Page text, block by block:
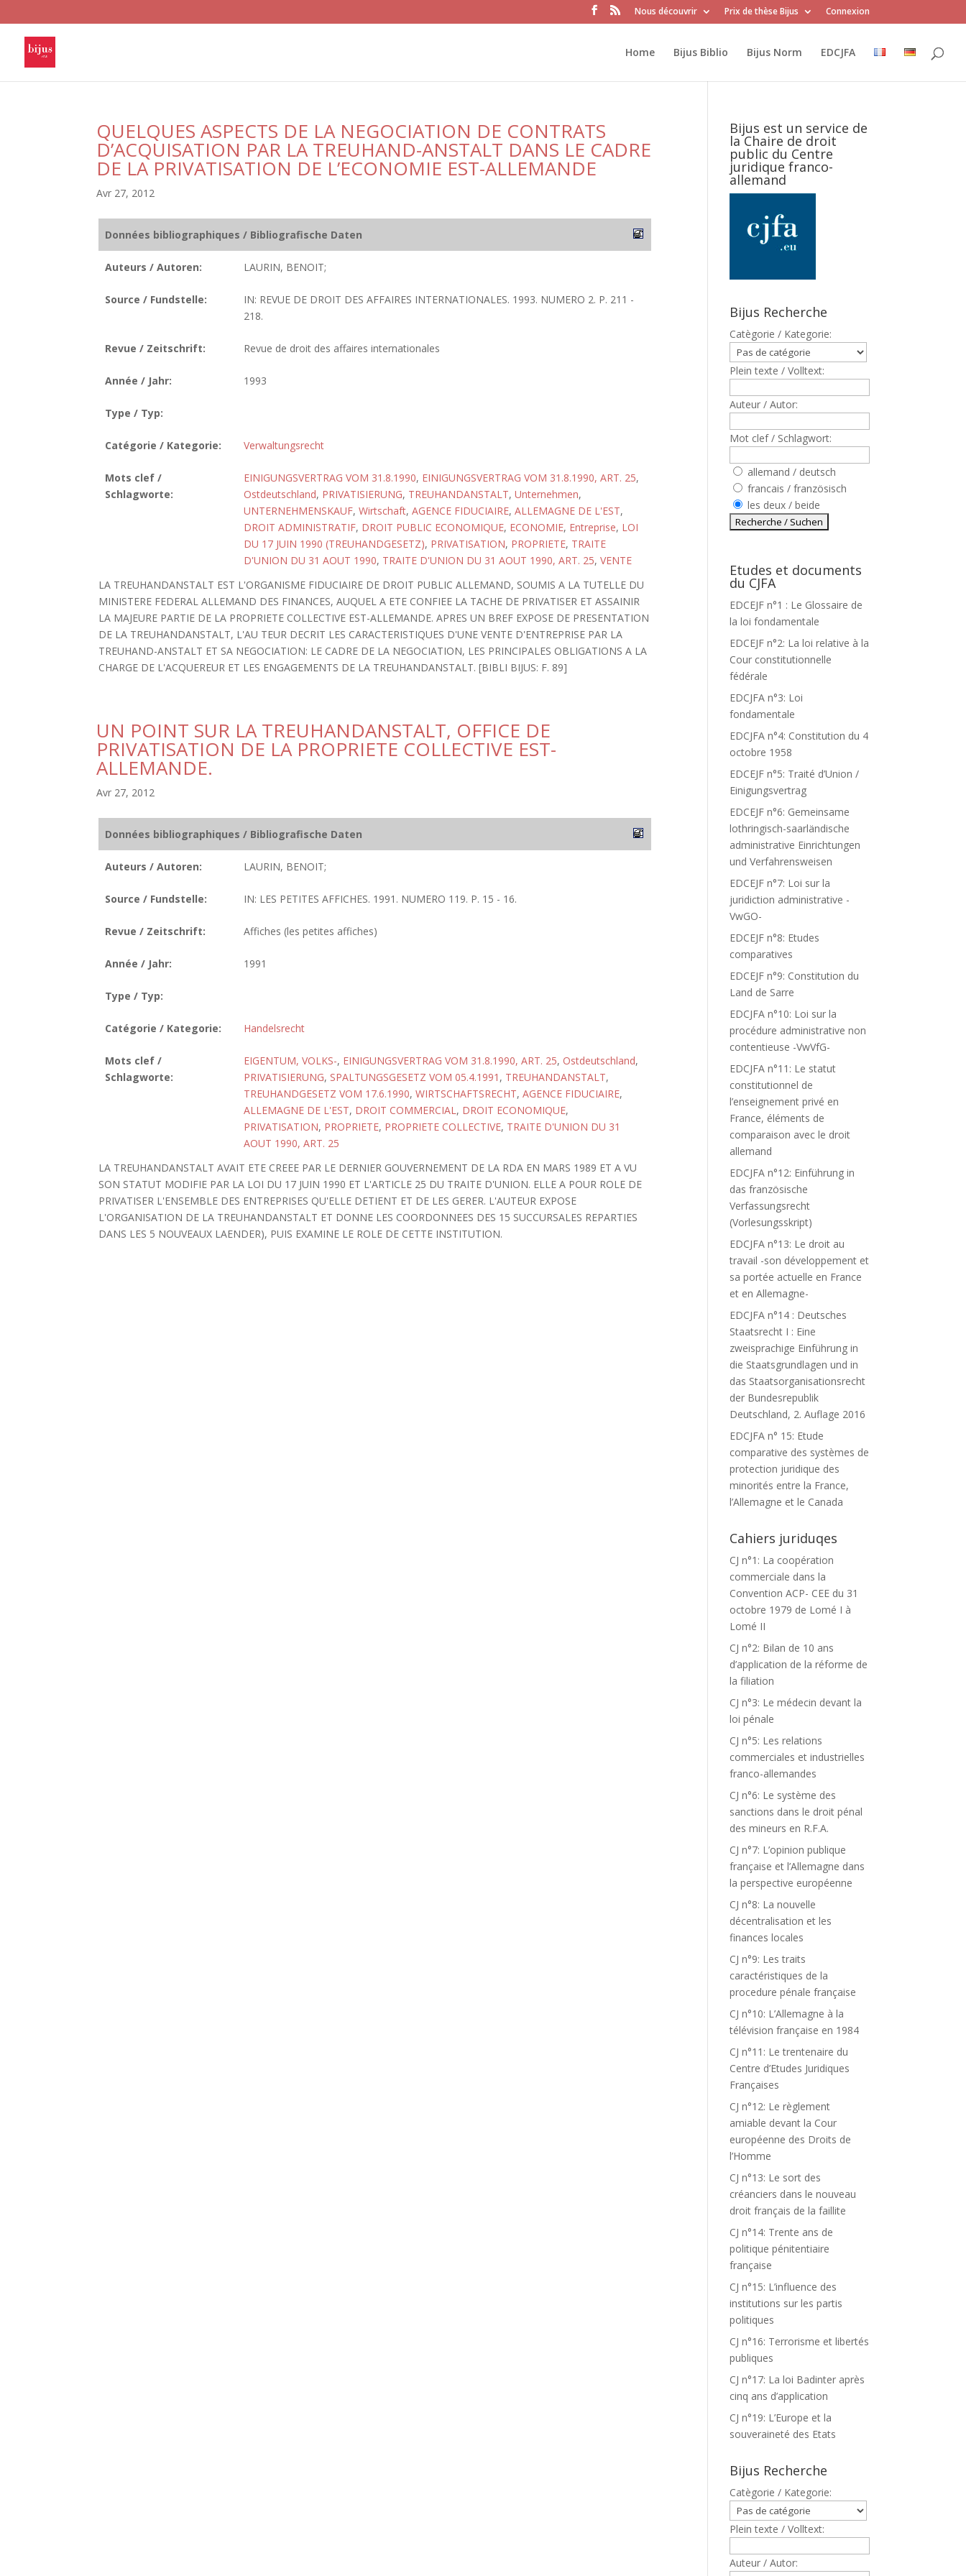
Nous découvrir Prix de thèse Bijus Connexion
Home Bijus Biblio Bijus Norm EDCJFA
QUELQUES ASPECTS DE LA NEGOCIATION DE CONTRATS
D’ACQUISATION PAR LA TREUHAND-ANSTALT DANS LE CADRE
DE LA PRIVATISATION DE L’ECONOMIE EST-ALLEMANDE
Avr 27, 2012
Données bibliographiques / Bibliografische Daten
Auteurs / Autoren: LAURIN, BENOIT;
Source / Fundstelle:
IN: REVUE DE DROIT DES AFFAIRES INTERNATIONALES. 1993. NUMERO 2. P. 211 -
218.
Revue / Zeitschrift: Revue de droit des affaires internationales
Année / Jahr: 1993
Type / Typ:
Catégorie / Kategorie: Verwaltungsrecht
Mots clef /
Schlagworte:
EINIGUNGSVERTRAG VOM 31.8.1990, EINIGUNGSVERTRAG VOM 31.8.1990, ART. 25,
Ostdeutschland, PRIVATISIERUNG, TREUHANDANSTALT, Unternehmen,
UNTERNEHMENSKAUF, Wirtschaft, AGENCE FIDUCIAIRE, ALLEMAGNE DE L'EST,
DROIT ADMINISTRATIF, DROIT PUBLIC ECONOMIQUE, ECONOMIE, Entreprise, LOI
DU 17 JUIN 1990 (TREUHANDGESETZ), PRIVATISATION, PROPRIETE, TRAITE
D'UNION DU 31 AOUT 1990, TRAITE D'UNION DU 31 AOUT 1990, ART. 25, VENTE
LA TREUHANDANSTALT EST L'ORGANISME FIDUCIAIRE DE DROIT PUBLIC ALLEMAND, SOUMIS A LA TUTELLE DU
MINISTERE FEDERAL ALLEMAND DES FINANCES, AUQUEL A ETE CONFIEE LA TACHE DE PRIVATISER ET ASSAINIR
LA MAJEURE PARTIE DE LA PROPRIETE COLLECTIVE EST-ALLEMANDE. APRES UN BREF EXPOSE DE PRESENTATION
DE LA TREUHANDANSTALT, L'AU TEUR DECRIT LES CARACTERISTIQUES D'UNE VENTE D'ENTREPRISE PAR LA
TREUHAND-ANSTALT ET SA NEGOCIATION: LE CADRE DE LA NEGOCIATION, LES PRINCIPALES OBLIGATIONS A LA
CHARGE DE L'ACQUEREUR ET LES ENGAGEMENTS DE LA TREUHANDANSTALT. [BIBLI BIJUS: F. 89]
UN POINT SUR LA TREUHANDANSTALT, OFFICE DE
PRIVATISATION DE LA PROPRIETE COLLECTIVE EST-
ALLEMANDE.
Avr 27, 2012
Données bibliographiques / Bibliografische Daten
Auteurs / Autoren: LAURIN, BENOIT;
Source / Fundstelle: IN: LES PETITES AFFICHES. 1991. NUMERO 119. P. 15 - 16.
Revue / Zeitschrift: Affiches (les petites affiches)
Année / Jahr: 1991
Type / Typ:
Catégorie / Kategorie: Handelsrecht
Mots clef /
Schlagworte:
EIGENTUM, VOLKS-, EINIGUNGSVERTRAG VOM 31.8.1990, ART. 25, Ostdeutschland,
PRIVATISIERUNG, SPALTUNGSGESETZ VOM 05.4.1991 , TREUHANDANSTALT,
TREUHANDGESETZ VOM 17.6.1990, WIRTSCHAFTSRECHT, AGENCE FIDUCIAIRE,
ALLEMAGNE DE L'EST, DROIT COMMERCIAL, DROIT ECONOMIQUE,
PRIVATISATION, PROPRIETE, PROPRIETE COLLECTIVE, TRAITE D'UNION DU 31
AOUT 1990, ART. 25
LA TREUHANDANSTALT AVAIT ETE CREEE PAR LE DERNIER GOUVERNEMENT DE LA RDA EN MARS 1989 ET A VU
SON STATUT MODIFIE PAR LA LOI DU 17 JUIN 1990 ET L'ARTICLE 25 DU TRAITE D'UNION. ELLE A POUR ROLE DE
PRIVATISER L'ENSEMBLE DES ENTREPRISES QU'ELLE DETIENT ET DE LES GERER. L'AUTEUR EXPOSE
L'ORGANISATION DE LA TREUHANDANSTALT ET DONNE LES COORDONNEES DES 15 SUCCURSALES REPARTIES
DANS LES 5 NOUVEAUX LAENDER), PUIS EXAMINE LE ROLE DE CETTE INSTITUTION.
Bijus est un service de
la Chaire de droit
public du Centre
juridique franco-
allemand
Bijus Recherche
Catègorie / Kategorie:
Plein texte / Volltext:
Auteur / Autor:
Mot clef / Schlagwort:
allemand / deutsch
francais / französisch
les deux / beide
Etudes et documents
du CJFA
EDCEJF n°1 : Le Glossaire de
la loi fondamentale
EDCEJF n°2: La loi relative à la
Cour constitutionnelle
fédérale
EDCJFA n°3: Loi
fondamentale
EDCJFA n°4: Constitution du 4
octobre 1958
EDCEJF n°5: Traité d’Union /
Einigungsvertrag
EDCEJF n°6: Gemeinsame
lothringisch-saarländische
administrative Einrichtungen
und Verfahrensweisen
EDCEJF n°7: Loi sur la
juridiction administrative -
VwGO-
EDCEJF n°8: Etudes
comparatives
EDCEJF n°9: Constitution du
Land de Sarre
EDCJFA n°10: Loi sur la
procédure administrative non
contentieuse -VwVfG-
EDCJFA n°11: Le statut
constitutionnel de
l’enseignement privé en
France, éléments de
comparaison avec le droit
allemand
EDCJFA n°12: Einführung in
das französische
Verfassungsrecht
(Vorlesungsskript)
EDCJFA n°13: Le droit au
travail -son développement et
sa portée actuelle en France
et en Allemagne-
EDCJFA n°14 : Deutsches
Staatsrecht I : Eine
zweisprachige Einführung in
die Staatsgrundlagen und in
das Staatsorganisationsrecht
der Bundesrepublik
Deutschland, 2. Auflage 2016
EDCJFA n° 15: Etude
comparative des systèmes de
protection juridique des
minorités entre la France,
l’Allemagne et le Canada
Cahiers juriduqes
CJ n°1: La coopération
commerciale dans la
Convention ACP- CEE du 31
octobre 1979 de Lomé I à
Lomé II
CJ n°2: Bilan de 10 ans
d’application de la réforme de
la filiation
CJ n°3: Le médecin devant la
loi pénale
CJ n°5: Les relations
commerciales et industrielles
franco-allemandes
CJ n°6: Le système des
sanctions dans le droit pénal
des mineurs en R.F.A.
CJ n°7: L’opinion publique
française et l’Allemagne dans
la perspective européenne
CJ n°8: La nouvelle
décentralisation et les
finances locales
CJ n°9: Les traits
caractéristiques de la
procedure pénale française
CJ n°10: L’Allemagne à la
télévision française en 1984
CJ n°11: Le trentenaire du
Centre d’Etudes Juridiques
Françaises
CJ n°12: Le règlement
amiable devant la Cour
européenne des Droits de
l’Homme
CJ n°13: Le sort des
créanciers dans le nouveau
droit français de la faillite
CJ n°14: Trente ans de
politique pénitentiaire
française
CJ n°15: L’influence des
institutions sur les partis
politiques
CJ n°16: Terrorisme et libertés
publiques
CJ n°17: La loi Badinter après
cinq ans d’application
CJ n°19: L’Europe et la
souveraineté des Etats
Bijus Recherche
Catègorie / Kategorie:
Plein texte / Volltext:
Auteur / Autor: